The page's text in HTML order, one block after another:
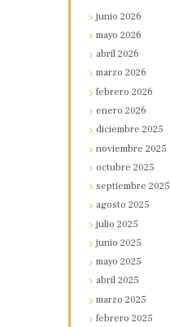
junio2026
mayo2026
abril2026
marzo2026
febrero2026
enero2026
diciembre2025
noviembre2025
octubre2025
septiembre2025
agosto2025
julio2025
junio2025
mayo2025
abril2025
marzo2025
febrero2025